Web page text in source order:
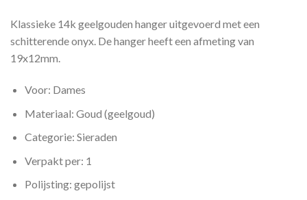
Klassieke 14k geelgouden hanger uitgevoerd met een
schitterende onyx. De hanger heeft een afmeting van
19x12mm.
Voor: Dames
Materiaal: Goud (geelgoud)
Categorie: Sieraden
Verpakt per: 1
Polijsting: gepolijst